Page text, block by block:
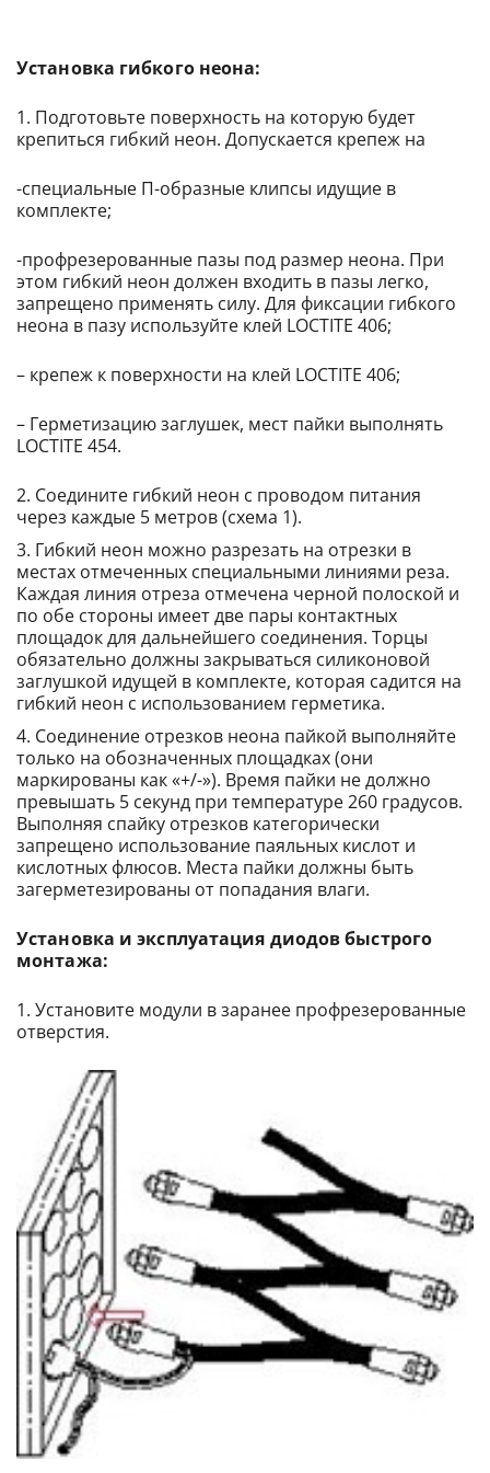
Установка гибкого неона:
Подготовьте поверхность на которую будет
крепиться гибкий неон. Допускается крепеж на
-специальные П-образные клипсы идущие в
комплекте;
-профрезерованные пазы под размер неона. При
этом гибкий неон должен входить в пазы легко,
запрещено применять силу. Для фиксации гибкого
неона в пазу используйте клей LOCTITE 406;
– крепеж к поверхности на клей LOCTITE 406;
– Герметизацию заглушек, мест пайки выполнять
LOCTITE 454.
Соедините гибкий неон с проводом питания
через каждые 5 метров (схема 1).
Гибкий неон можно разрезать на отрезки в
местах отмеченных специальными линиями реза.
Каждая линия отреза отмечена черной полоской и
по обе стороны имеет две пары контактных
площадок для дальнейшего соединения. Торцы
обязательно должны закрываться силиконовой
заглушкой идущей в комплекте, которая садится на
гибкий неон с использованием герметика.
Соединение отрезков неона пайкой выполняйте
только на обозначенных площадках (они
маркированы как «+/-»). Время пайки не должно
превышать 5 секунд при температуре 260 градусов.
Выполняя спайку отрезков категорически
запрещено использование паяльных кислот и
кислотных флюсов. Места пайки должны быть
загерметезированы от попадания влаги.
Установка и эксплуатация диодов быстрого
монтажа:
1. Установите модули в заранее профрезерованные
отверстия.